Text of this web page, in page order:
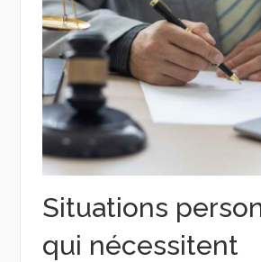
Situations
qui nécessitent